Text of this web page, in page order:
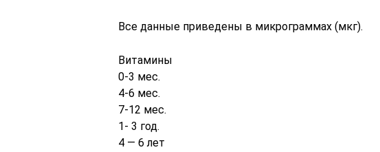
Все данные приведены в микрограммах (мкг).
Витамины
0-3 мес.
4-6 мес.
7-12 мес.
1- 3 год.
4 — 6 лет